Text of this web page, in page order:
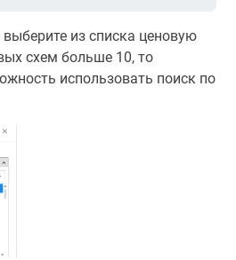
из списка ценовую
схем больше 10, то
использовать поиск по